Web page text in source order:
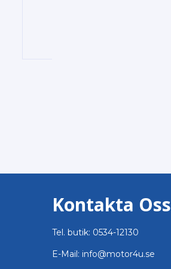
Kontakta Oss
Tel. butik: 0534-12130
E-Mail: info@motor4u.se